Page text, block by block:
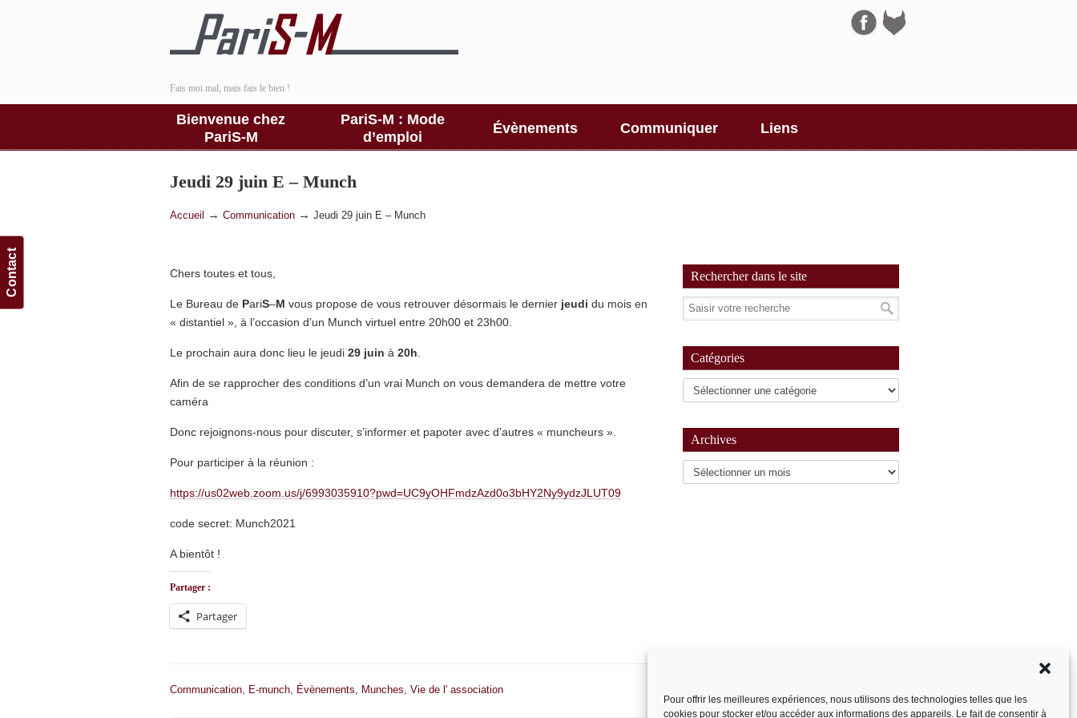
Pour offrir les meilleures expériences, nous utilisons des technologies telles que les
cookies pour stocker et/ou accéder aux informations des appareils. Le fait de consentir à
Contact
Fais moi mal, mais fais le bien !
Bienvenue chez
PariS-M
PariS-M : Mode
d’emploi
Évènements Communiquer Liens
Navigation
Jeudi 29 juin E – Munch
Accueil → Communication → Jeudi 29 juin E – Munch
Chers toutes et tous,
Le Bureau de PariS–M vous propose de vous retrouver désormais le dernier jeudi du mois en
« distantiel », à l’occasion d’un Munch virtuel entre 20h00 et 23h00.
Le prochain aura donc lieu le jeudi 29 juin à 20h
Afin de se rapprocher des conditions d’un vrai Munch on vous demandera de mettre votre
caméra
Donc rejoignons-nous pour discuter, s’informer et papoter avec d’autres « muncheurs ».
Pour participer à la réunion :
https://us02web.zoom.us/j/6993035910?pwd=UC9yOHFmdzAzd0o3bHY2Ny9ydzJLUT09
code secret: Munch2021
A bientôt !
Partager :
Partager
Communication, E-munch, Évènements, Munches, Vie de l' association
Rechercher dans le site
Catégories
Archives
Archives